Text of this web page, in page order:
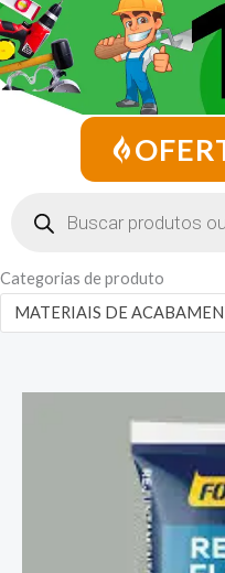
Categorias de produto
MATERIAIS DE